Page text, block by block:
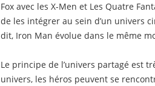
Fox avec les X-Men et Les Quatre
de les intégrer au sein d’un univers
dit, Iron Man évolue dans le même
Le principe de l’univers partagé est
univers, les héros peuvent se